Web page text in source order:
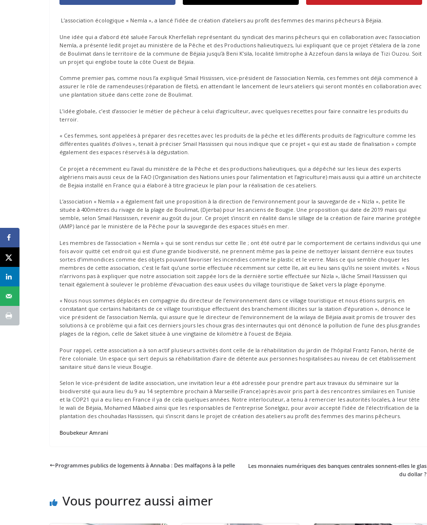
L’association écologique « Nemla », a lancé l’idée de création d’ateliers au profit des femmes des marins pêcheurs à Béjaïa.
Une idée qui a d’abord été saluée Farouk Kherfellah représentant du syndicat des marins pêcheurs qui en collaboration avec l’association
Nemla, a présenté ledit projet au ministère de la Pêche et des Productions halieutiquezs, lui expliquant que ce projet s’étalera de la zone
de Boulimat dans le territoire de la commune de Béjaïa jusqu’à Beni K’sila, localité limitrophe à Azzefoun dans la wilaya de Tizi Ouzou. Soit
un projet qui englobe toute la côte Ouest de Béjaïa.
Comme premier pas, comme nous l’a expliqué Smail Hississen, vice-président de l’association Nemla, ces femmes ont déjà commencé à
assurer le rôle de ramendeuses (réparation de filets), en attendant le lancement de leurs ateliers qui seront montés en collaboration avec
une plantation située dans cette zone de Boulimat.
L’idée globale, c’est d’associer le métier de pêcheur à celui d’agriculteur, avec quelques recettes pour faire connaitre les produits du
terroir.
« Ces femmes, sont appelées à préparer des recettes avec les produits de la pêche et les différents produits de l’agriculture comme les
différentes qualités d’olives », tenait à préciser Smail Hassissen qui nous indique que ce projet « qui est au stade de finalisation » compte
également des espaces réservés à la dégustation.
Ce projet a récemment eu l’aval du ministère de la Pêche et des productions halieutiques, qui a dépêché sur les lieux des experts
algériens mais aussi ceux de la FAO (Organisation des Nations unies pour l’alimentation et l’agriculture) mais aussi qui a attiré un architecte
de Bejaia installé en France qui a élaboré à titre gracieux le plan pour la réalisation de ces ateliers.
L’association « Nemla » a également fait une proposition à la direction de l’environnement pour la sauvegarde de « Nizla », petite île
située à 400mètres du rivage de la plage de Boulimat, (Djerba) pour les anciens de Bougie. Une proposition qui date de 2019 mais qui
semble, selon Smail Hassissen, revenir au goût du jour. Ce projet s’inscrit en réalité dans le sillage de la création de l’aire marine protégée
(AMP) lancé par le ministère de la Pêche pour la sauvegarde des espaces situés en mer.
Les membres de l’association « Nemla » qui se sont rendus sur cette île ; ont été outré par le comportement de certains individus qui une
fois avoir quitté cet endroit qui est d’une grande biodiversité, ne prennent même pas la peine de nettoyer laissant derrière eux toutes
sortes d’immondices comme des objets pouvant favoriser les incendies comme le plastic et le verre. Mais ce qui semble choquer les
membres de cette association, c’est le fait qu’une sortie effectuée récemment sur cette île, ait eu lieu sans qu’ils ne soient invités. « Nous
n’arrivons pas à expliquer que notre association soit zappée lors de la dernière sortie effectuée sur Nizla », lâche Smail Hassissen qui
tenait également à soulever le problème d’évacuation des eaux usées du village touristique de Saket vers la plage éponyme.
« Nous nous sommes déplacés en compagnie du directeur de l’environnement dans ce village touristique et nous étions surpris, en
constatant que certains habitants de ce village touristique effectuent des branchement illicites sur la station d’épuration », dénonce le
vice président de l’association Nemla, qui assure que le directeur de l’environnement de la wilaya de Béjaïa avait promis de trouver des
solutions à ce problème qui a fait ces derniers jours les choux gras des internautes qui ont dénoncé la pollution de l’une des plus grandes
plages de la région, celle de Saket située à une vingtaine de kilomètre à l’ouest de Béjaïa.
Pour rappel, cette association a à son actif plusieurs activités dont celle de la réhabilitation du jardin de l’hôpital Frantz Fanon, hérité de
l’ère coloniale. Un espace qui sert depuis sa réhabilitation d’aire de détente aux personnes hospitalisées au niveau de cet établissement
sanitaire situé dans le vieux Bougie.
Selon le vice-président de ladite association, une invitation leur a été adressée pour prendre part aux travaux du séminaire sur la
biodiversité qui aura lieu du 9 au 14 septembre prochain à Marseille (France) après avoir pris part à des rencontres similaires en Tunisie
et la COP21 qui a eu lieu en France il ya de cela quelques années. Notre interlocuteur, a tenu à remercier les autorités locales, à leur tête
le wali de Béjaïa, Mohamed Mâabed ainsi que les responsables de l’entreprise Sonelgaz, pour avoir accepté l’idée de l’électrification de la
plantation des chouhadas Hassissen, qui s’inscrit dans le projet de création des ateliers au profit des femmes des marins pêcheurs.
Boubekeur Amrani
Programmes publics de logements à Annaba : Des malfaçons à la pelle
Les monnaies numériques des banques centrales sonnent-elles le glas
du dollar ?
Vous pourrez aussi aimer